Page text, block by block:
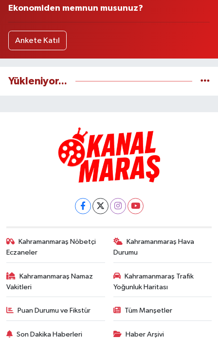
Ekonomiden memnun musunuz?
Ankete Katıl
Yükleniyor...
Kahramanmaraş Nöbetçi
Eczaneler
Kahramanmaraş Hava
Durumu
Kahramanmaraş Namaz
Vakitleri
Kahramanmaraş Trafik
Yoğunluk Haritası
Puan Durumu ve Fikstür Tüm Manşetler
Son Dakika Haberleri Haber Arşivi